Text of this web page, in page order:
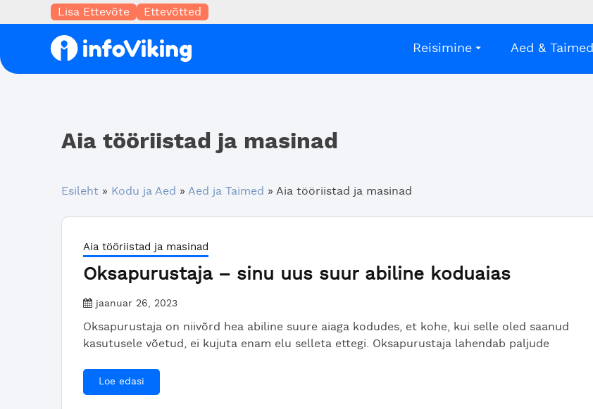
Lisa Ettevõte Ettevõtted
Reisimine Aed & Taimed
Aia tööriistad ja masinad
Esileht » Kodu ja Aed » Aed ja Taimed » Aia tööriistad ja masinad
Aia tööriistad ja masinad
Oksapurustaja – sinu uus suur abiline koduaias
jaanuar 26, 2023
Oksapurustaja on niivõrd hea abiline suure aiaga kodudes, et kohe, kui selle oled saanud
kasutusele võetud, ei kujuta enam elu selleta ettegi. Oksapurustaja lahendab paljude
Loe edasi